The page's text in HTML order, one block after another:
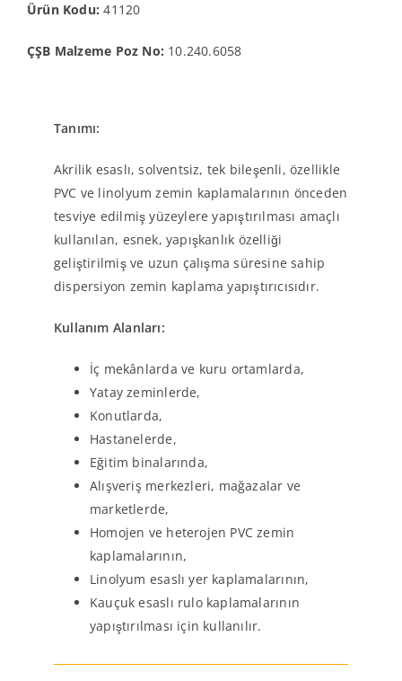
Ürün Kodu:41120
ÇŞB Malzeme Poz No: 10.240.6058
Tanımı:
Akrilik esaslı, solventsiz, tek bileşenli, özellikle
PVC ve linolyum zemin kaplamalarının önceden
tesviye edilmiş yüzeylere yapıştırılması amaçlı
kullanılan, esnek, yapışkanlık özelliği
geliştirilmiş ve uzun çalışma süresine sahip
dispersiyon zemin kaplama yapıştırıcısıdır.
Kullanım Alanları:
İç mekânlarda ve kuru ortamlarda,
Yatay zeminlerde,
Konutlarda,
Hastanelerde,
Eğitim binalarında,
Alışveriş merkezleri, mağazalar ve
marketlerde,
Homojen ve heterojen PVC zemin
kaplamalarının,
Linolyum esaslı yer kaplamalarının,
Kauçuk esaslı rulo kaplamalarının
yapıştırılması için kullanılır.